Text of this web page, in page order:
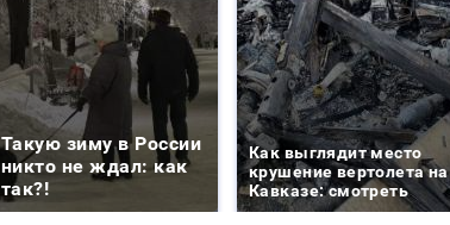
Такую зиму в России
никто не ждал: как
так?!
Как выглядит место
крушение вертолета на
Кавказе: смотреть